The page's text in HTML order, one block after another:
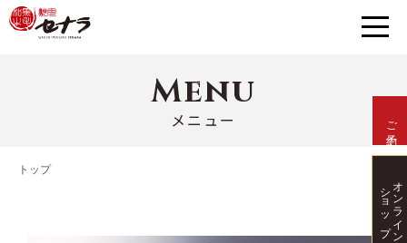
Menu
メニュー
トップ
ご予約
オンライン
ショップ